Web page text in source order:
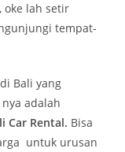
oke lah setir
tempat-
Bali yang
adalah
Car Rental. Bisa
untuk urusan